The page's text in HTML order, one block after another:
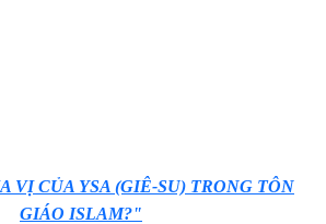
VỊ CỦA YSA (GIÊ-SU) TRONG TÔN
GIÁO ISLAM?"